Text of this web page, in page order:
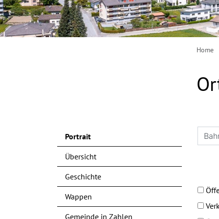
Home
Portrait
Übersicht
Geschichte
Wappen
Gemeinde in Zahlen